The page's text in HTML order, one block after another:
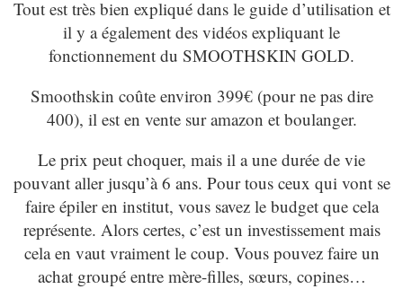
Tout est très bien expliqué dans le guide d’utilisation et
il y a également des vidéos expliquant le
fonctionnement du SMOOTHSKIN GOLD.
Smoothskin coûte environ 399€ (pour ne pas dire
400), il est en vente sur amazon et boulanger.
Le prix peut choquer, mais il a une durée de vie
pouvant aller jusqu’à 6 ans. Pour tous ceux qui vont se
faire épiler en institut, vous savez le budget que cela
représente. Alors certes, c’est un investissement mais
cela en vaut vraiment le coup. Vous pouvez faire un
achat groupé entre mère-filles, sœurs, copines…